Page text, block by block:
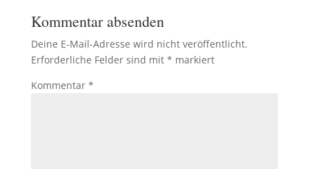
Kommentar absenden
Deine E-Mail-Adresse wird nicht veröffentlicht.
Erforderliche Felder sind mit * markiert
Kommentar *